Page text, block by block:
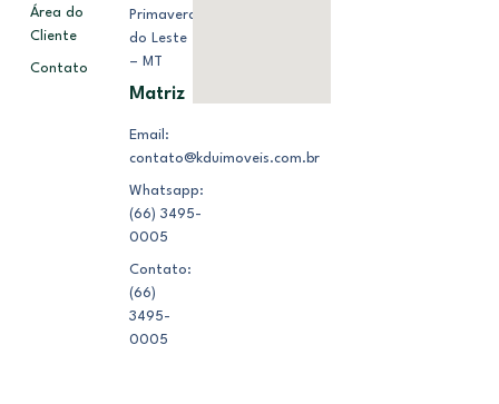
Área do
Cliente
Contato
Primavera
do Leste
– MT
Matriz
Email:
contato@kduimoveis.com.br
Whatsapp:
(66) 3495-
0005
Contato:
(66)
3495-
0005